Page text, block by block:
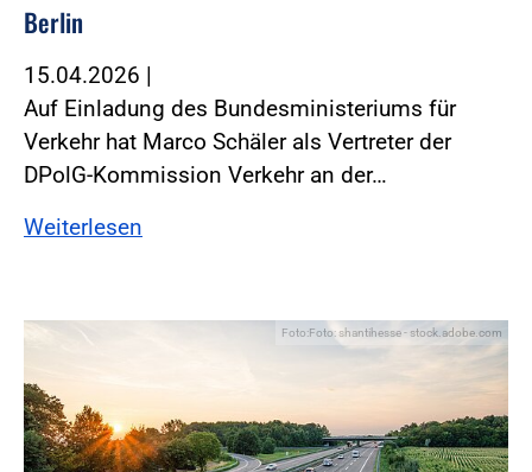
Berlin
15.04.2026 |
Auf Einladung des Bundesministeriums für
Verkehr hat Marco Schäler als Vertreter der
DPolG-Kommission Verkehr an der…
Weiterlesen
Foto:Foto: shantihesse - stock.adobe.com